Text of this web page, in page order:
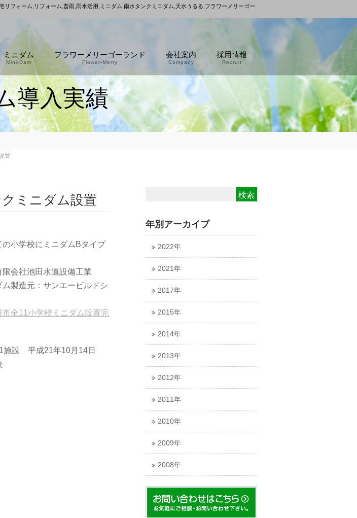
フォーム,リフォーム,畜雨,雨水活用,ミニダム.雨水タンクミニダム,天水うるる,フラワーメリーゴー
ミニダム
Mini-Dam
フラワーメリーゴーランド
Flower-Merry
会社案内
Company
採用情報
Recruit
導入実績
置
ミニダム設置
小学校にミニダムBタイプ
会社池田水道設備工業
製造元：サンエービルドシ
市全11小学校ミニダム設置完
施設 平成21年10月14日
年別アーカイブ
2022年
2021年
2017年
2015年
2014年
2013年
2012年
2011年
2010年
2009年
2008年